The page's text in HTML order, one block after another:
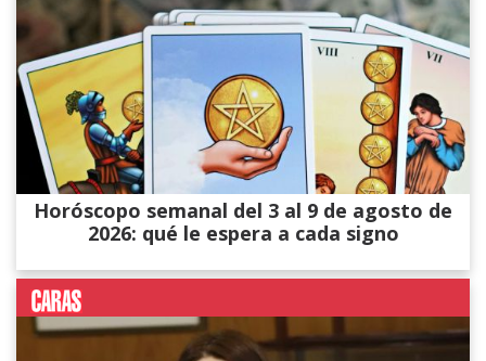
Horóscopo semanal del 3 al 9 de agosto de
2026: qué le espera a cada signo